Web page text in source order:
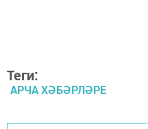
Теги:
АРЧА ХӘБӘРЛӘРЕ